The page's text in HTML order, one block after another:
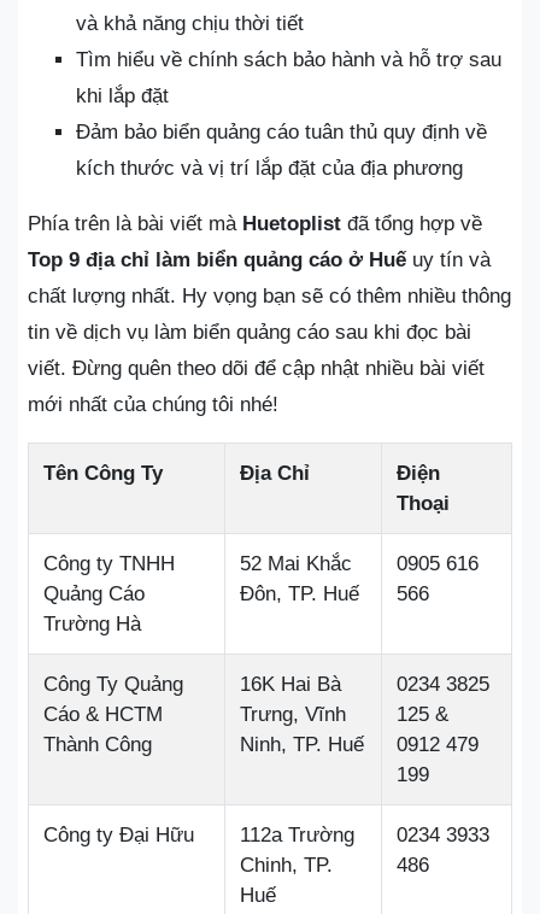
và khả năng chịu thời tiết
Tìm hiểu về chính sách bảo hành và hỗ trợ sau
khi lắp đặt
Đảm bảo biển quảng cáo tuân thủ quy định về
kích thước và vị trí lắp đặt của địa phương
Phía trên là bài viết mà Huetoplist đã tổng hợp về
Top 9 địa chỉ làm biển quảng cáo ở Huếuy tín và
chất lượng nhất. Hy vọng bạn sẽ có thêm nhiều thông
tin về dịch vụ làm biển quảng cáo sau khi đọc bài
viết. Đừng quên theo dõi để cập nhật nhiều bài viết
mới nhất của chúng tôi nhé!
Tên Công Ty Địa Chỉ
Điện
Thoại
Công ty TNHH
Quảng Cáo
Trường Hà
52 Mai Khắc
Đôn, TP. Huế
0905 616
566
Công Ty Quảng
Cáo & HCTM
Thành Công
16K Hai Bà
Trưng, Vĩnh
Ninh, TP. Huế
0234 3825
125 &
0912 479
199
Công ty Đại Hữu
112a Trường
Chinh, TP.
Huế
0234 3933
486